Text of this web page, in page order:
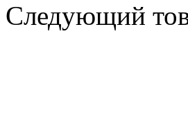
Следующий